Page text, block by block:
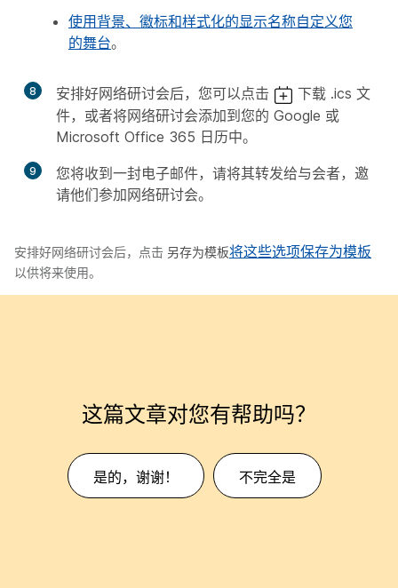
使用背景、徽标和样式化的显示名称自定义您
的舞台。
8 安排好网络研讨会后，您可以点击
下载 .ics 文
件，或者将网络研讨会添加到您的 Google 或
Microsoft Office 365 日历中。
9
您将收到一封电子邮件，请将其转发给与会者，邀
请他们参加网络研讨会。
安排好网络研讨会后，点击 另存为模板将这些选项保存为模板
以供将来使用。
这篇文章对您有帮助吗？
是的，谢谢！ 不完全是